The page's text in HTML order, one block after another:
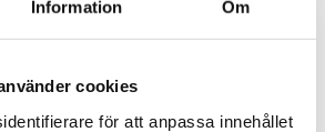
Information Om
cookies
för att anpassa innehållet